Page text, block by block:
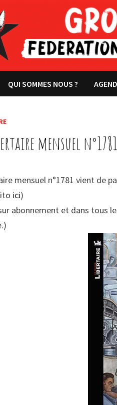
QUI SOMMES NOUS ?
mensuel n°1781
mensuel n°1781 vient de
ici)
abonnement et dans tous